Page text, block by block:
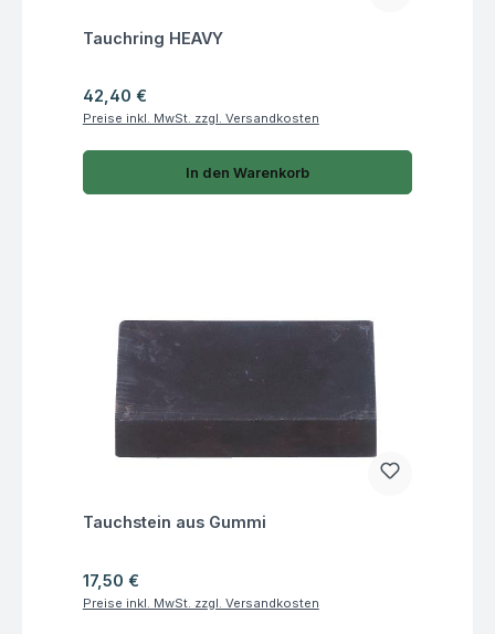
Fragen zum Artikel
Tauchring HEAVY
Regulärer Preis:
42,40 €
Preise inkl. MwSt. zzgl. Versandkosten
In den Warenkorb
Fragen zum Artikel
Tauchstein aus Gummi
Regulärer Preis:
17,50 €
Preise inkl. MwSt. zzgl. Versandkosten